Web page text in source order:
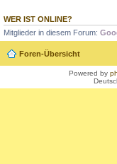
WER IST ONLINE?
Mitglieder in diesem Forum:
Foren-Übersicht
Powered by